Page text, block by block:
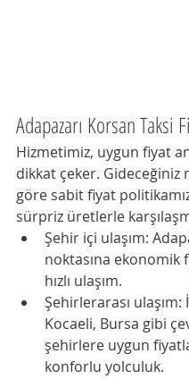
Adapazarı Korsan Taksi
Hizmetimiz, uygun fiyat
dikkat çeker. Gideceğiniz
göre sabit fiyat
sürpriz üretlerle
Şehir içi ulaşım:
noktasına ekonomik
hızlı ulaşım.
Şehirlerarası ulaşım:
Kocaeli, Bursa gibi
şehirlere uygun
konforlu yolculuk.